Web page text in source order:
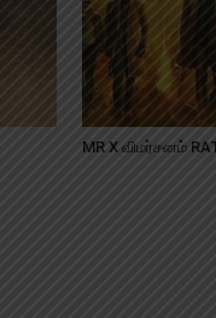
MR X விமர்சனம்